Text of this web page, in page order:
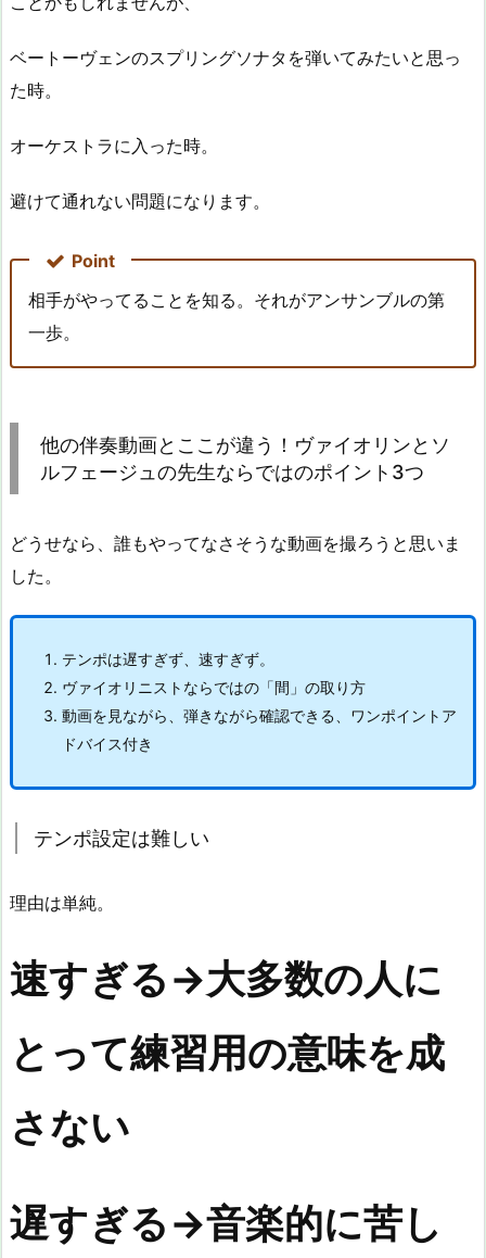
ベートーヴェンのスプリングソナタを弾いてみたいと思っ
た時。
オーケストラに入った時。
避けて通れない問題になります。
Point
相手がやってることを知る。それがアンサンブルの第
一歩。
他の伴奏動画とここが違う！ヴァイオリンとソ
ルフェージュの先生ならではのポイント3つ
どうせなら、誰もやってなさそうな動画を撮ろうと思いま
した。
テンポは遅すぎず、速すぎず。
ヴァイオリニストならではの「間」の取り方
動画を見ながら、弾きながら確認できる、ワンポイントア
ドバイス付き
テンポ設定は難しい
理由は単純。
速すぎる→大多数の人に
とって練習用の意味を成
さない
遅すぎる→音楽的に苦し